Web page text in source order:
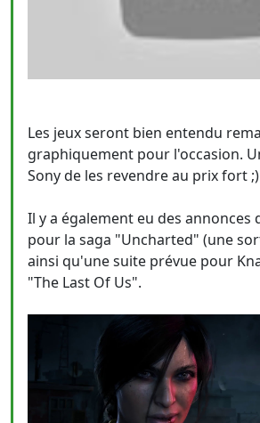
Les jeux seront bien entendu
graphiquement pour l'occasion.
Sony de les revendre au prix fort ;)
Il y a également eu des annonces
pour la saga "Uncharted" (une
ainsi qu'une suite prévue pour
"The Last Of Us".